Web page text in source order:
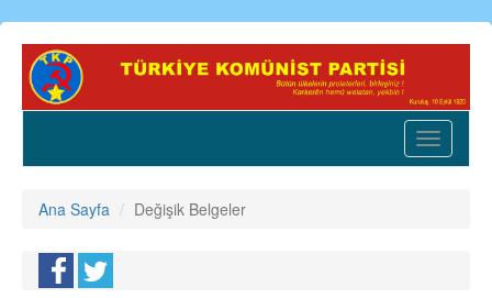
Ana
içeriğe
Toggle
Ana Sayfa Değişik Belgeler